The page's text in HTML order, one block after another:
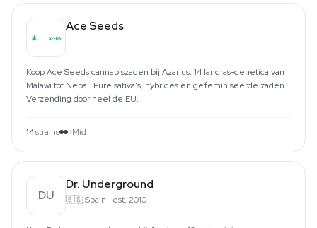
Ace Seeds
Koop Ace Seeds cannabiszaden bij Azarius: 14 landras-genetica van
Malawi tot Nepal. Pure sativa's, hybrides en gefeminiseerde zaden.
Verzending door heel de EU.
14strains Mid
DU
Dr. Underground
🇪🇸Spain · est. 2010